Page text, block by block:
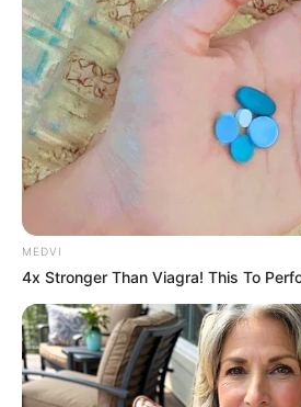
Advertisement